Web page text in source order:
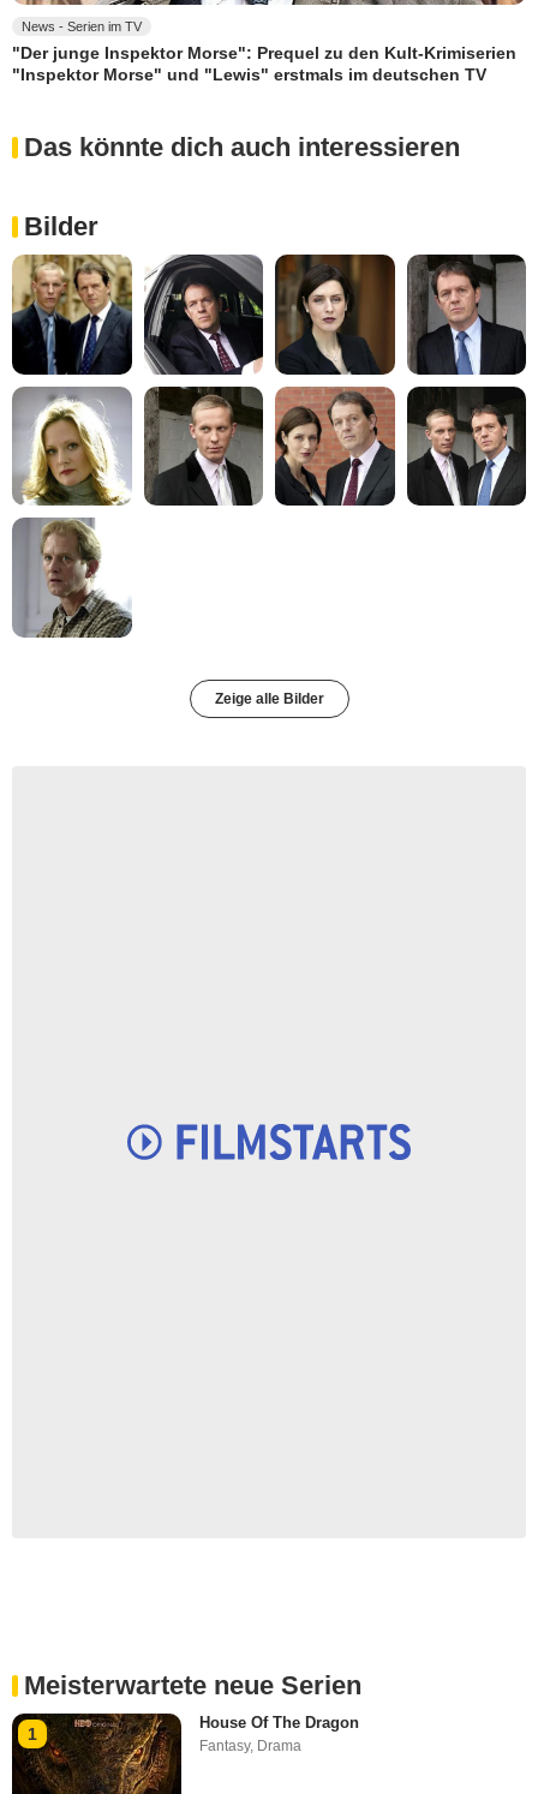
News - Serien im TV
"Der junge Inspektor Morse": Prequel zu den Kult-Krimiserien
"Inspektor Morse" und "Lewis" erstmals im deutschen TV
Das könnte dich auch interessieren
Bilder
Zeige alle Bilder
Meisterwartete neue Serien
1
House Of The Dragon
Fantasy, Drama